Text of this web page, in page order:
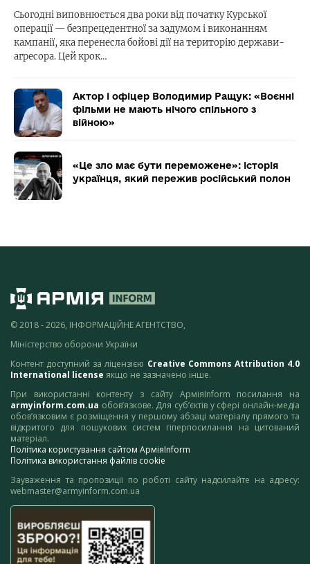
Сьогодні виповнюється два роки від початку Курської
операції — безпрецедентної за задумом і виконанням
кампанії, яка перенесла бойові дії на територію держави-
агресора. Цей крок…
Актор і офіцер Володимир Ращук: «Воєнні
фільми не мають нічого спільного з
війною»
«Це зло має бути переможене»: історія
українця, який пережив російський полон
© 2018 - 2026, ІНФОРМАЦІЙНЕ АГЕНТСТВО,
Міністерство оборони України
Контент доступний за ліцензією Creative Commons Attribution 4.0
International license якщо не зазначено інше.
При використанні контенту з сайту АрміяInform посилання на
armyinform.com.ua обов’язкове. Для суб’єктів у сфері онлайн-медіа
обов’язковим є розміщення у першому абзаці матеріалу прямого та
відкритого для пошукових систем гіперпосилання на цитований
матеріал.
Політика користування сайтом АрміяInform
Політика використання файлів cookie
Зауваження та пропозиції по роботі сайту надсилайте на адресу:
webmaster@armyinform.com.ua